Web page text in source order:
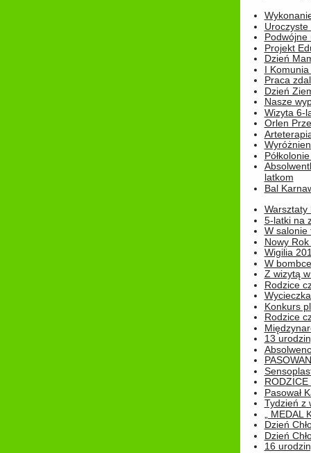
Podwójne
Projekt
Dzień
I
Praca
Dzień
Nasze
Wizyta 6-
Orlen
latkom
Bal
Warsztaty
5-latki na
W salonie
Nowy
Wigilia
W bombce
Z wizytą
Rodzice
Konkurs
Rodzice
13
Pasował
Tydzień z
„
Dzień
Dzień
16